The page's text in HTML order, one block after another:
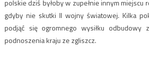
polskie dziś byłoby w zupełnie innym miejscu
gdyby nie skutki II wojny światowej. Kilka
podjąć się ogromnego wysiłku odbudowy
podnoszenia kraju ze zgliszcz.